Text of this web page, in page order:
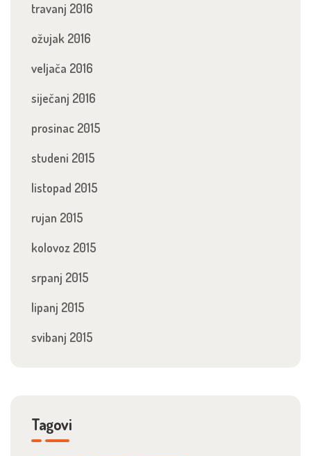
travanj 2016
ožujak 2016
veljača 2016
siječanj 2016
prosinac 2015
studeni 2015
listopad 2015
rujan 2015
kolovoz 2015
srpanj 2015
lipanj 2015
svibanj 2015
Tagovi